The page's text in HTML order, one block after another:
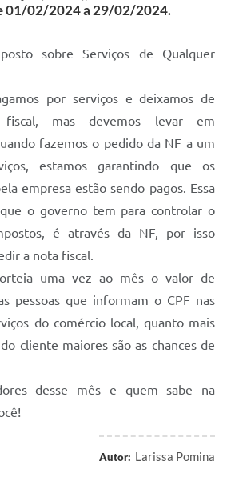
01/02/2024 a 29/02/2024.
sobre Serviços de Qualquer
por serviços e deixamos de
mas devemos levar em
fazemos o pedido da NF a um
estamos garantindo que os
empresa estão sendo pagos. Essa
o governo tem para controlar o
é através da NF, por isso
a nota fiscal.
uma vez ao mês o valor de
pessoas que informam o CPF nas
do comércio local, quanto mais
cliente maiores são as chances de
desse mês e quem sabe na
Autor: Larissa Pomina